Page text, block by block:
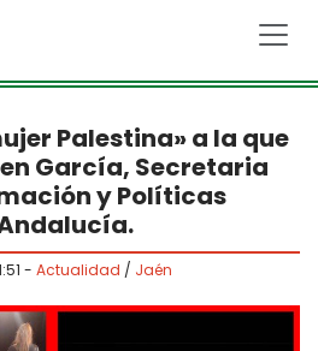
Palestina» a la que
García, Secretaria
y Políticas
- Actualidad / Jaén